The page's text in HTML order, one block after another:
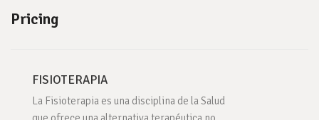
Pricing
FISIOTERAPIA
La Fisioterapia es una disciplina de la Salud